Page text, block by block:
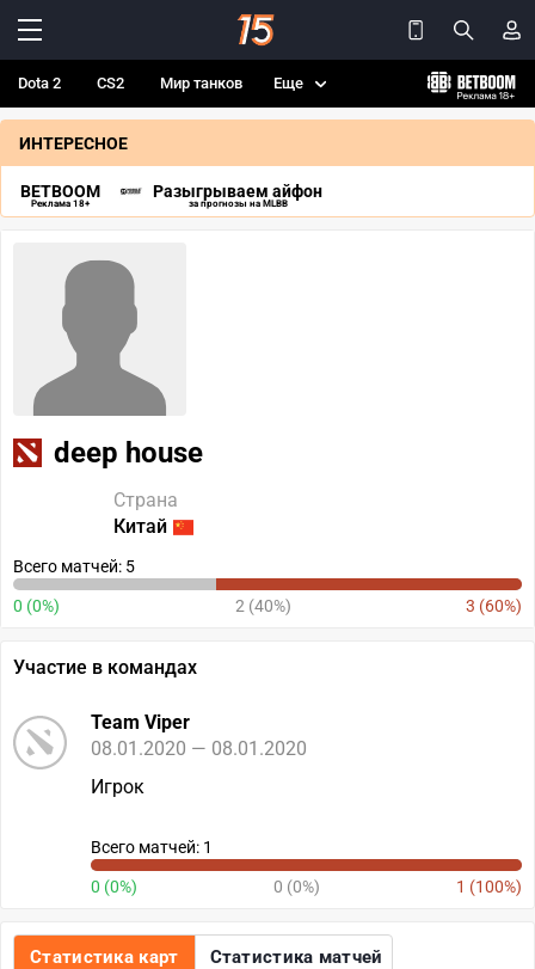
Dota 2 CS2 Мир танков Еще
ИНТЕРЕСНОЕ
BETBOOM
Реклама 18+
Разыгрываем айфон
за прогнозы на MLBB
deep house
Страна
Китай
Всего матчей: 5
0 (0%) 2 (40%) 3 (60%)
Участие в командах
Team Viper
08.01.2020 — 08.01.2020
Игрок
Всего матчей: 1
0 (0%) 0 (0%) 1 (100%)
Статистика карт Статистика матчей